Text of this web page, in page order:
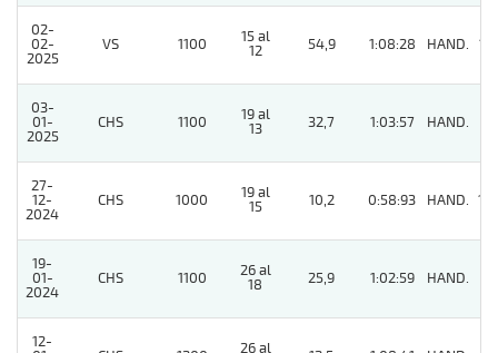
02-
02-
2025
VS 1100
15 al
12
54,9 1:08:28 HAND. 15
03-
01-
2025
CHS 1100
19 al
13
32,7 1:03:57 HAND.
27-
12-
2024
CHS 1000
19 al
15
10,2 0:58:93 HAND. 10
19-
01-
2024
CHS 1100
26 al
18
25,9 1:02:59 HAND.
12-
26 al